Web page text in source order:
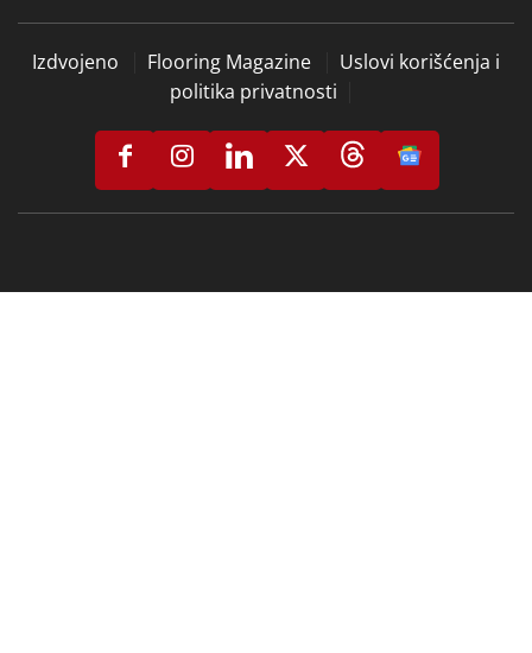
Izdvojeno Flooring Magazine
Uslovi korišćenja i
politika privatnosti